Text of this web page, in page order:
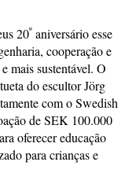
20º aniversário esse
cooperação e
mais sustentável. O
do escultor Jörg
com o Swedish
de SEK 100.000
oferecer educação
para crianças e